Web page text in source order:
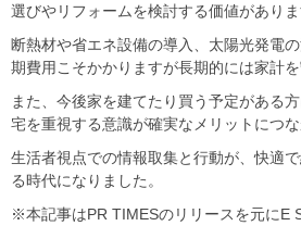
選びやリフォームを検討する価値がありま
断熱材や省エネ設備の導入、太陽光発電
期費用こそかかりますが長期的には家計を
また、今後家を建てたり買う予定がある
宅を重視する意識が確実なメリットにつな
生活者視点での情報取集と行動が、快適
る時代になりました。
※本記事はPR TIMESのリリースを元にE